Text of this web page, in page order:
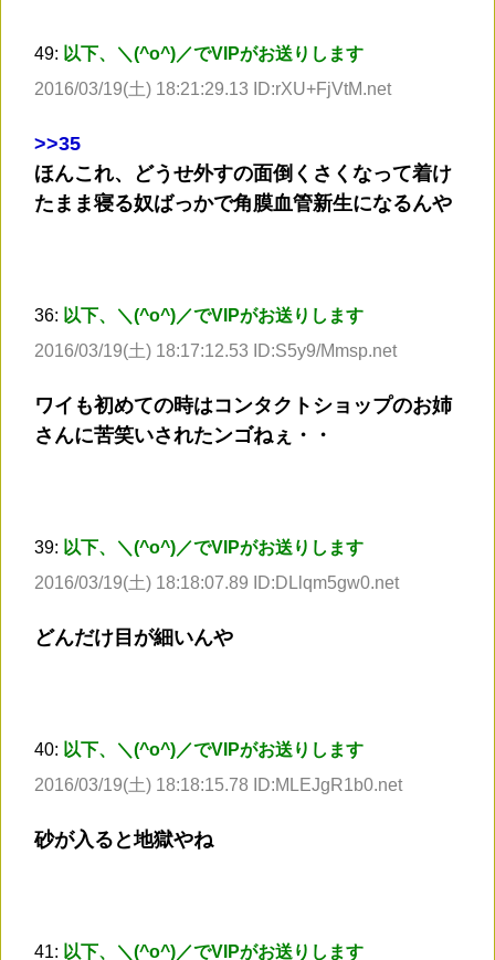
49: 以下、＼(^o^)／でVIPがお送りします
2016/03/19(土) 18:21:29.13 ID:rXU+FjVtM.net
>>35
ほんこれ、どうせ外すの面倒くさくなって着け
たまま寝る奴ばっかで角膜血管新生になるんや
36: 以下、＼(^o^)／でVIPがお送りします
2016/03/19(土) 18:17:12.53 ID:S5y9/Mmsp.net
ワイも初めての時はコンタクトショップのお姉
さんに苦笑いされたンゴねぇ・・
39: 以下、＼(^o^)／でVIPがお送りします
2016/03/19(土) 18:18:07.89 ID:DLlqm5gw0.net
どんだけ目が細いんや
40: 以下、＼(^o^)／でVIPがお送りします
2016/03/19(土) 18:18:15.78 ID:MLEJgR1b0.net
砂が入ると地獄やね
41: 以下、＼(^o^)／でVIPがお送りします